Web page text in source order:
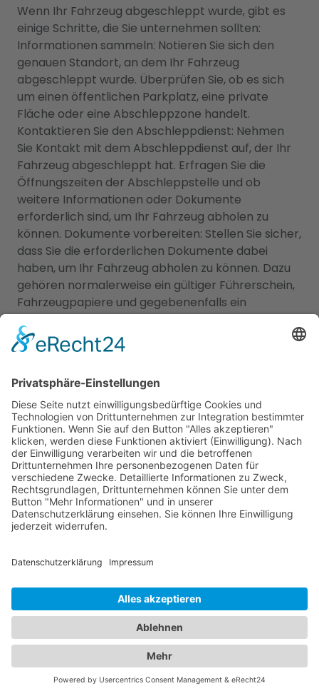
Wenn Ihr Fahrzeug abgeschleppt wurde, gibt es
einige Schritte, die Sie unternehmen sollten:
Informationen sammeln: Notieren Sie sich den
genauen Standort, an dem Ihr Fahrzeug
abgeschleppt wurde. Überprüfen Sie, ob es sich
um einen öffentlichen Parkplatz, eine private
Fläche oder eine Abschleppzone handelt.
Kontaktieren Sie den Abschleppdienst: Nehmen
Sie Kontakt mit dem Abschleppdienst auf, der Ihr
Fahrzeug abgeschleppt hat. Erfragen Sie die
Öffnungszeiten der Abschleppstelle und ob
weitere Informationen oder Dokumente
erforderlich sind, um Ihr Fahrzeug abholen zu
können. Dokumente vorbereiten: Stellen Sie sicher,
dass Sie die erforderlichen Dokumente dabei
haben, um Ihr Fahrzeug abholen zu können. Dazu
gehören normalerweise ein gültiger Führerschein,
Fahrzeugpapiere und gegebenenfalls ein
Nachweis über die Zahlung von
Abschleppgebühren. Zahlung der Gebühren:
Informieren Sie sich über die anfallenden
Zahlungsmodalitäten. Stellen Sie sicher, dass Sie
ausreichend Bargeld oder eine akzeptierte
Zahlungsmethode dabei haben. Vereinbaren Sie
den Abholtermin: Vereinbaren Sie einen Termin zur
Abholung Ihres Fahrzeugs mit dem
Abschleppdienst. Beachten Sie dabei die
Öffnungszeiten der Abschleppstelle. Prüfen Sie
das Fahrzeug: Nachdem Sie Ihr Fahrzeug abgeholt
haben, überprüfen Sie es sorgfältig auf mögliche
entstanden sein könnten. Dokumentieren Sie
dem Abschleppdienst. Es ist wichtig, sich bei
Fragen direkt an den Abschleppdienst zu wenden,
da die genauen Abläufe und Vorgehensweisen je
nach lokalen Vorschriften und Abschleppdiensten